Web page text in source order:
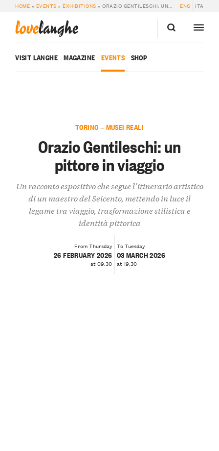
HOME » EVENTS »EXHIBITIONS »ORAZIO GENTILESCHI: UN PITTORE IN VIAGGIO ENG ITA
lovelanghe
VISIT LANGHE MAGAZINE EVENTS SHOP
TORINO — MUSEI REALI
Orazio Gentileschi: un
pittore in viaggio
Un racconto espositivo che segue l’itinerario artistico
di un maestro del Seicento, mettendo in luce il
legame tra viaggio, trasformazione stilistica e
identità pittorica
From Thursday
26 FEBRUARY 2026
at 09:30
To Tuesday
03 MARCH 2026
at 19:30